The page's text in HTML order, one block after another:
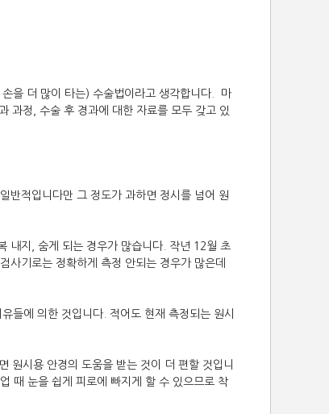
을 더 많이 타는) 수술법이라고 생각합니다. 마
과정, 수술 후 경과에 대한 자료를 모두 갖고 있
반적입니다만 그 정도가 과하면 정시를 넘어 원
내지, 숨게 되는 경우가 많습니다. 작년 12월 초
사기로는 정확하게 측정 안되는 경우가 많은데
들에 의한 것입니다. 적어도 현재 측정되는 원시
원시용 안경의 도움을 받는 것이 더 편할 것입니
때 눈을 쉽게 피로에 빠지게 할 수 있으므로 착